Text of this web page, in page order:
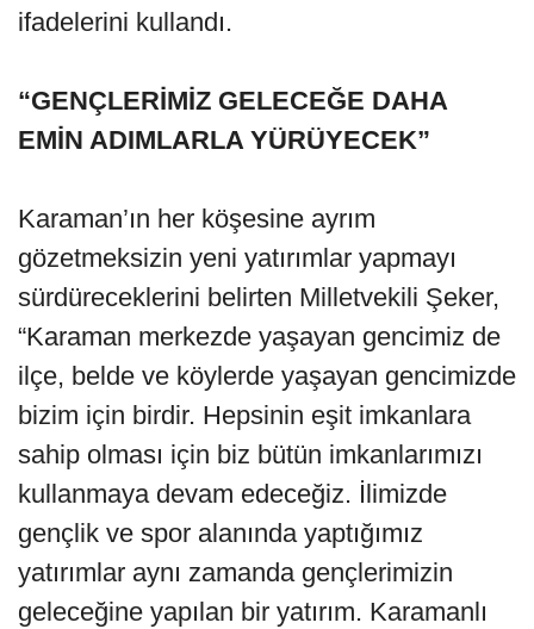
ifadelerini kullandı.
“GENÇLERİMİZ GELECEĞE DAHA
EMİN ADIMLARLA YÜRÜYECEK”
Karaman’ın her köşesine ayrım
gözetmeksizin yeni yatırımlar yapmayı
sürdüreceklerini belirten Milletvekili Şeker,
“Karaman merkezde yaşayan gencimiz de
ilçe, belde ve köylerde yaşayan gencimizde
bizim için birdir. Hepsinin eşit imkanlara
sahip olması için biz bütün imkanlarımızı
kullanmaya devam edeceğiz. İlimizde
gençlik ve spor alanında yaptığımız
yatırımlar aynı zamanda gençlerimizin
geleceğine yapılan bir yatırım. Karamanlı